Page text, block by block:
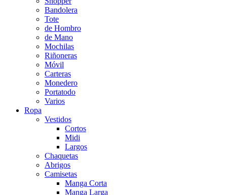
Bandolera
Tote
de Hombro
de Mano
Mochilas
Riñoneras
Móvil
Carteras
Monedero
Portatodo
Varios
Ropa
Vestidos
Cortos
Midi
Largos
Chaquetas
Abrigos
Camisetas
Manga Corta
Manga Larga